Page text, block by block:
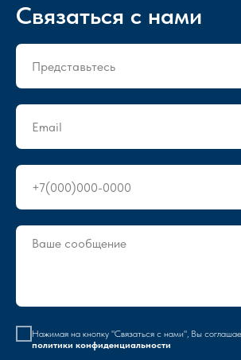
Связаться с нами
Нажимая на кнопку "Связаться с нами", Вы
политики конфиденциальности